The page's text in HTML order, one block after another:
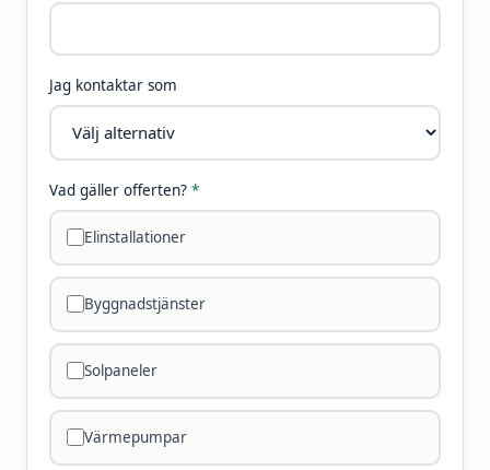
Jag kontaktar som
Vad gäller offerten? *
Elinstallationer
Byggnadstjänster
Solpaneler
Värmepumpar